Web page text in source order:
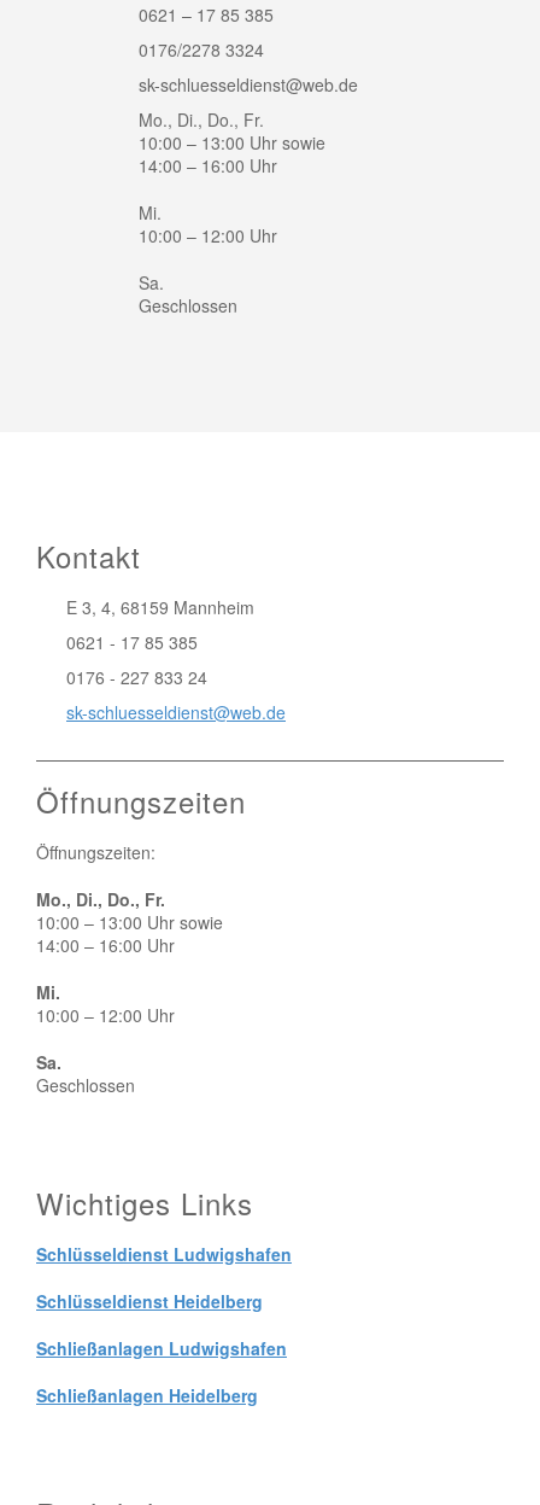
0621 – 17 85 385
0176/2278 3324
sk-schluesseldienst@web.de
Mo., Di., Do., Fr.
10:00 – 13:00 Uhr sowie
14:00 – 16:00 Uhr
Mi.
10:00 – 12:00 Uhr
Sa.
Geschlossen
Kontakt
E 3, 4, 68159 Mannheim
0621 - 17 85 385
0176 - 227 833 24
sk-schluesseldienst@web.de
Öffnungszeiten
Öffnungszeiten:
Mo., Di., Do., Fr.
10:00 – 13:00 Uhr sowie
14:00 – 16:00 Uhr
Mi.
10:00 – 12:00 Uhr
Sa.
Geschlossen
Wichtiges Links
Schlüsseldienst Ludwigshafen
Schlüsseldienst Heidelberg
Schließanlagen Ludwigshafen
Schließanlagen Heidelberg